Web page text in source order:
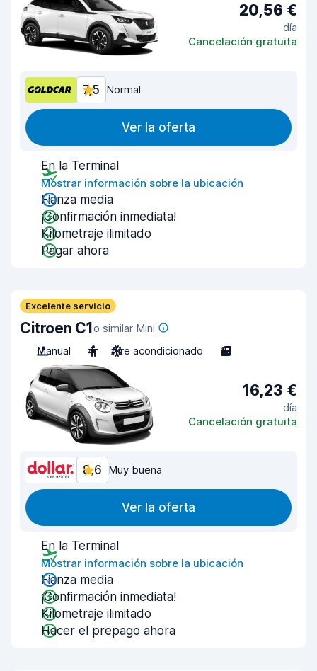
20,56 €
día
Cancelación gratuita
7,5 Normal
Ver la oferta
En la Terminal
Mostrar información sobre la ubicación
Fianza media
¡Confirmación inmediata!
Kilometraje ilimitado
Pagar ahora
Excelente servicio
Citroen C1o similar Mini
Manual
4 Aire acondicionado 3
16,23 €
día
Cancelación gratuita
8,6 Muy buena
Ver la oferta
En la Terminal
Mostrar información sobre la ubicación
Fianza media
¡Confirmación inmediata!
Kilometraje ilimitado
Hacer el prepago ahora